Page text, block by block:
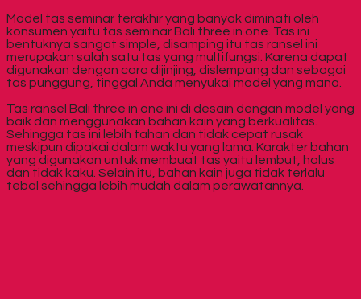
Model tas seminar terakhir yang banyak diminati oleh
konsumen yaitu tas seminar Bali three in one. Tas ini
bentuknya sangat simple, disamping itu tas ransel ini
merupakan salah satu tas yang multifungsi. Karena dapat
digunakan dengan cara dijinjing, dislempang dan sebagai
tas punggung, tinggal Anda menyukai model yang mana.
Tas ransel Bali three in one ini di desain dengan model yang
baik dan menggunakan bahan kain yang berkualitas.
Sehingga tas ini lebih tahan dan tidak cepat rusak
meskipun dipakai dalam waktu yang lama. Karakter bahan
yang digunakan untuk membuat tas yaitu lembut, halus
dan tidak kaku. Selain itu, bahan kain juga tidak terlalu
tebal sehingga lebih mudah dalam perawatannya.